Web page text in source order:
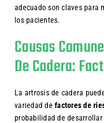
adecuado son claves para
los pacientes.
Causas
De Cadera:
La artrosis de cadera
variedad de factores de
probabilidad de